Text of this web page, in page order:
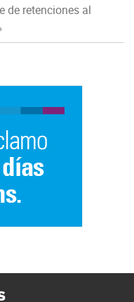
de retenciones al